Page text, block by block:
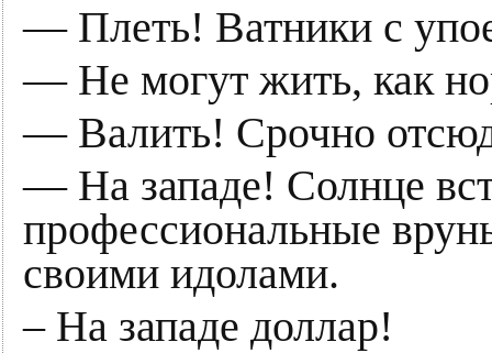
— Плеть! Ватники с
— Не могут жить, как
— Валить! Срочно
— На западе! Солнце
профессиональные
своими идолами.
– На западе доллар!